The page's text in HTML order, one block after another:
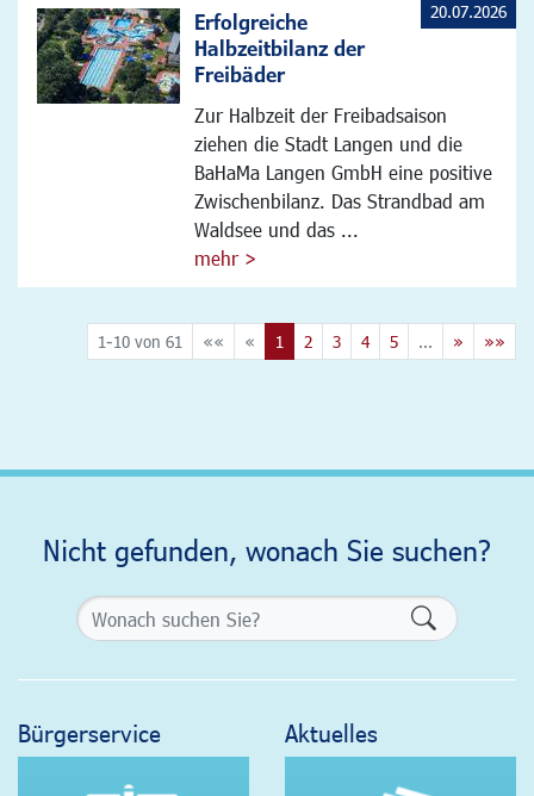
Erfolgreiche
Halbzeitbilanz der
Freibäder
Zur Halbzeit der Freibadsaison
ziehen die Stadt Langen und die
BaHaMa Langen GmbH eine positive
Zwischenbilanz. Das Strandbad am
Waldsee und das ...
mehr >
20.07.2026
1-10 von 61 «« « 1 2 3 4 5 ... » »»
Nicht gefunden, wonach Sie suchen?
Bürgerservice Aktuelles